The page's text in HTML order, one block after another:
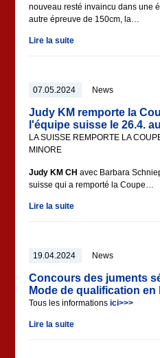
nouveau resté invaincu dans une
autre épreuve de 150cm, la…
Lire la suite
07.05.2024 News
Judy KM remporte la
l'équipe suisse le 26.4.
LA SUISSE REMPORTE LA
MINORE
Judy KM CHavec Barbara
suisse qui a remporté la Coupe…
Lire la suite
19.04.2024 News
Concours des juments
Mode de qualification en
Tous les informationsici>>>
Lire la suite